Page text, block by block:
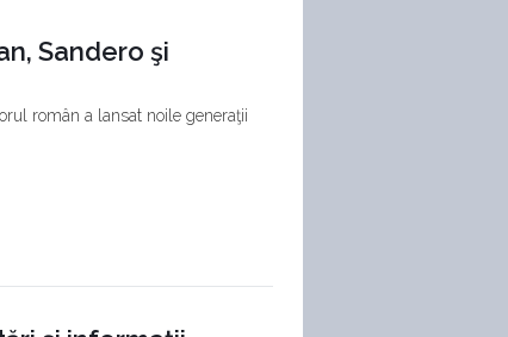
Sandero şi
român a lansat noile generaţii